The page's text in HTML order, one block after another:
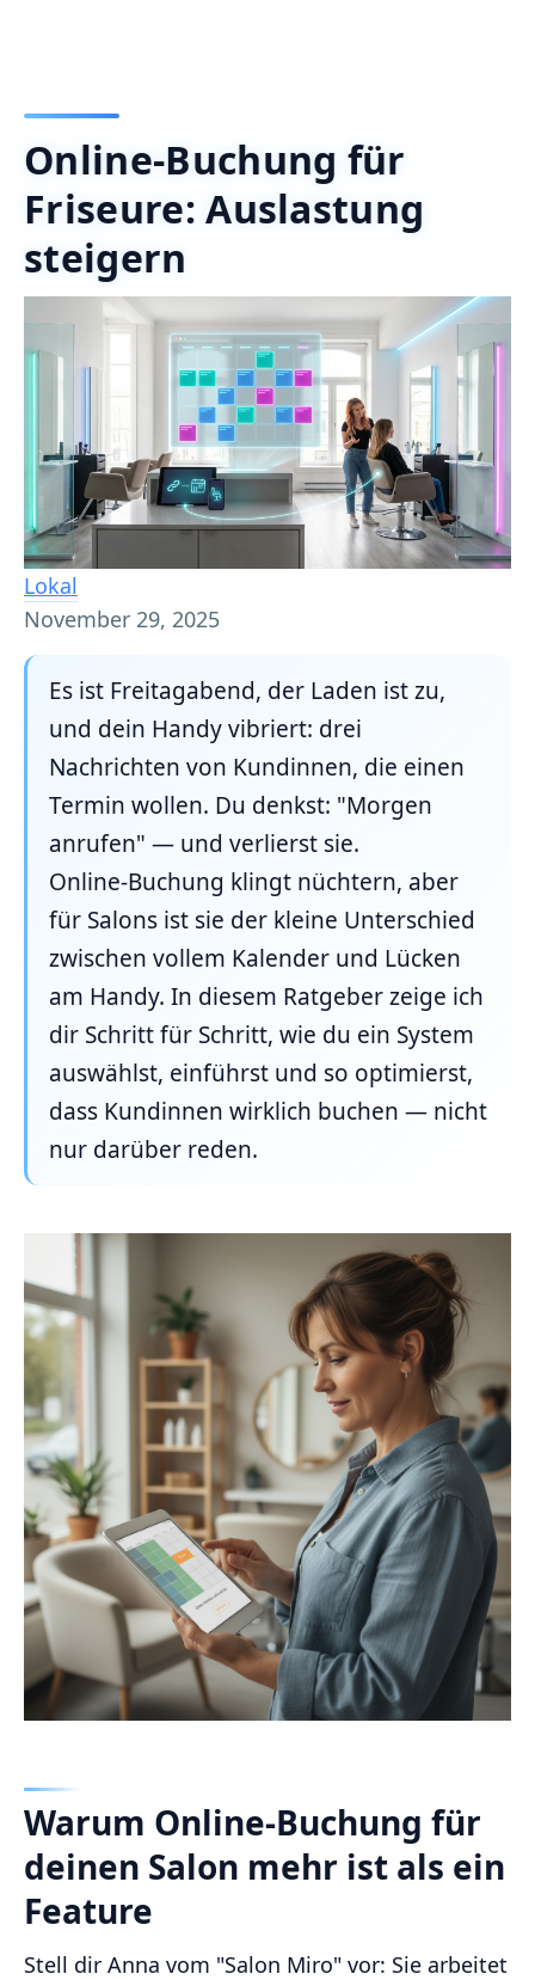
Online-Buchung für
Friseure: Auslastung
steigern
Lokal
November 29, 2025
Es ist Freitagabend, der Laden ist zu,
und dein Handy vibriert: drei
Nachrichten von Kundinnen, die einen
Termin wollen. Du denkst: "Morgen
anrufen" — und verlierst sie.
Online‑Buchung klingt nüchtern, aber
für Salons ist sie der kleine Unterschied
zwischen vollem Kalender und Lücken
am Handy. In diesem Ratgeber zeige ich
dir Schritt für Schritt, wie du ein System
auswählst, einführst und so optimierst,
dass Kundinnen wirklich buchen — nicht
nur darüber reden.
Warum Online‑Buchung für
deinen Salon mehr ist als ein
Feature
Stell dir Anna vom "Salon Miro" vor: Sie arbeitet